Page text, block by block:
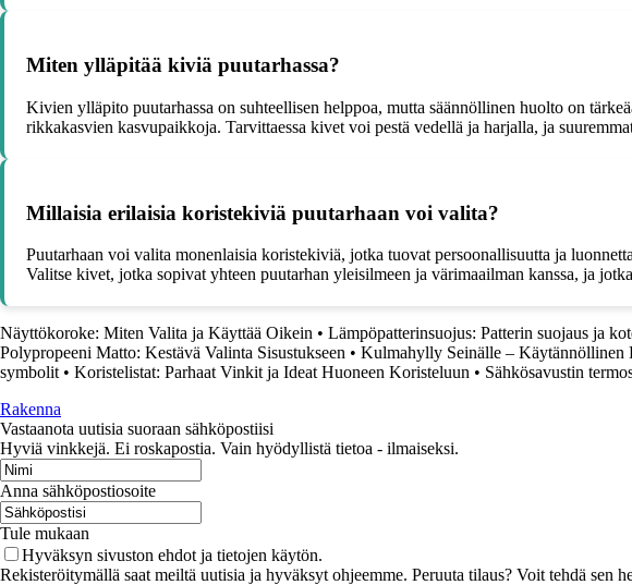
Miten ylläpitää kiviä puutarhassa?
Kivien ylläpito puutarhassa on suhteellisen helppoa, mutta säännöllinen huolto on
rikkakasvien kasvupaikkoja. Tarvittaessa kivet voi pestä vedellä ja harjalla, ja
Millaisia erilaisia koristekiviä puutarhaan voi valita?
Puutarhaan voi valita monenlaisia koristekiviä, jotka tuovat persoonallisuutta ja
Valitse kivet, jotka sopivat yhteen puutarhan yleisilmeen ja värimaailman kanssa, ja
Näyttökoroke: Miten Valita ja Käyttää Oikein • Lämpöpatterinsuojus: Patterin suojaus ja
Polypropeeni Matto: Kestävä Valinta Sisustukseen • Kulmahylly Seinälle – Käytännöllinen
symbolit • Koristelistat: Parhaat Vinkit ja Ideat Huoneen Koristeluun • Sähkösavustin
Rakenna
Vastaanota uutisia suoraan sähköpostiisi
Hyviä vinkkejä. Ei roskapostia. Vain hyödyllistä tietoa - ilmaiseksi.
Anna sähköpostiosoite
Tule mukaan
Hyväksyn sivuston ehdot ja tietojen käytön.
Rekisteröitymällä saat meiltä uutisia ja hyväksyt ohjeemme. Peruuta tilaus? Voit tehdä sen